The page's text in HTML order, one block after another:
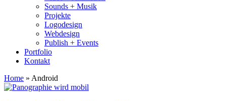
Sounds + Musik
Projekte
Logodesign
Webdesign
Publish + Events
Portfolio
Kontakt
Home » Android